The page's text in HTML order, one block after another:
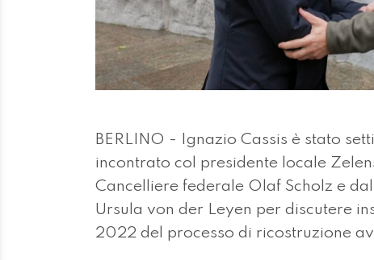
BERLINO - Ignazio Cassis è stato
incontrato col presidente locale
Cancelliere federale Olaf Scholz e
Ursula von der Leyen per discutere
2022 del processo di ricostruzione